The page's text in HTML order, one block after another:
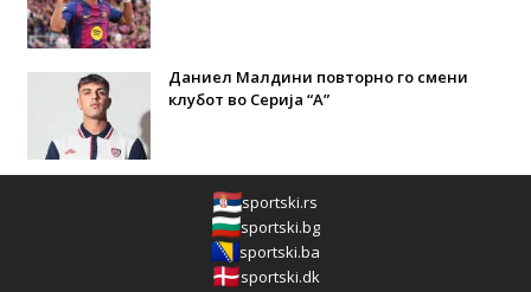
Даниел Малдини повторно го смени
клубот во Серија “А”
sportski.rs
sportski.bg
sportski.ba
sportski.dk